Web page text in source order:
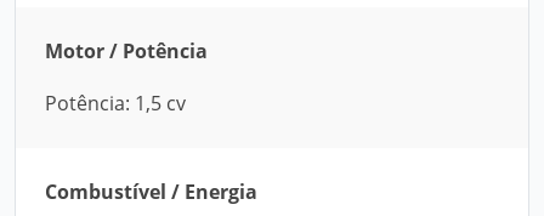
Motor / Potência
Potência: 1,5 cv
Combustível / Energia